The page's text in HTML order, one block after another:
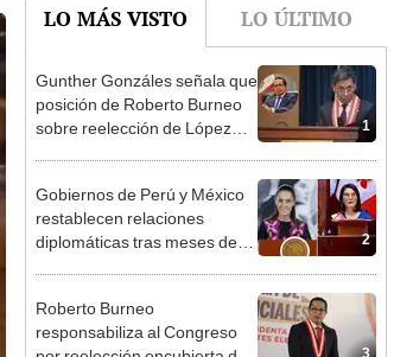
LO MÁS VISTO LO ÚLTIMO
1
Gunther Gonzáles señala que
posición de Roberto Burneo
sobre reelección de López
2
Gobiernos de Perú y México
restablecen relaciones
diplomáticas tras meses de
3
Roberto Burneo
responsabiliza al Congreso